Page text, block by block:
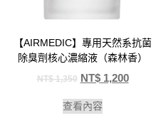
【AIRMEDIC】專用天然系抗菌
除臭劑核心濃縮液（森林香）
NT$1,350 NT$1,200
查看內容